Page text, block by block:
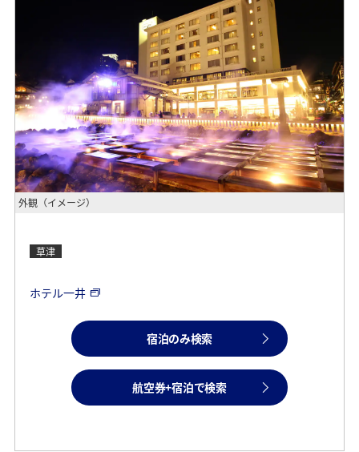
外観（イメージ）
草津
ホテル一井
宿泊のみ検索
航空券+宿泊で検索